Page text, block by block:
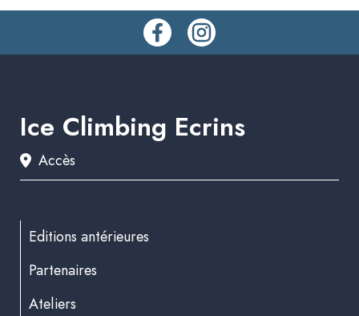
Ice Climbing Ecrins
Accès
Editions antérieures
Partenaires
Ateliers